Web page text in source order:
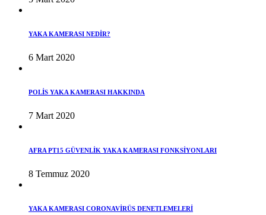
YAKA KAMERASI NEDİR?
6 Mart 2020
POLİS YAKA KAMERASI HAKKINDA
7 Mart 2020
AFRA PT15 GÜVENLİK YAKA KAMERASI FONKSİYONLARI
8 Temmuz 2020
YAKA KAMERASI CORONAVİRÜS DENETLEMELERİ